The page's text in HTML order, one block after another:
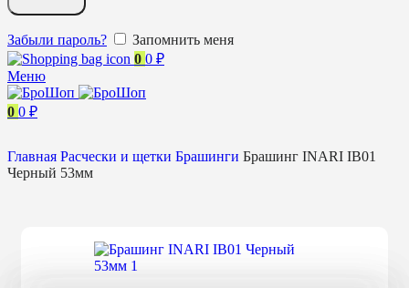
Забыли пароль?
Запомнить меня
0 0 ₽
Меню
0 0 ₽
Главная Расчески и щетки Брашинги Брашинг INARI IB01
Черный 53мм